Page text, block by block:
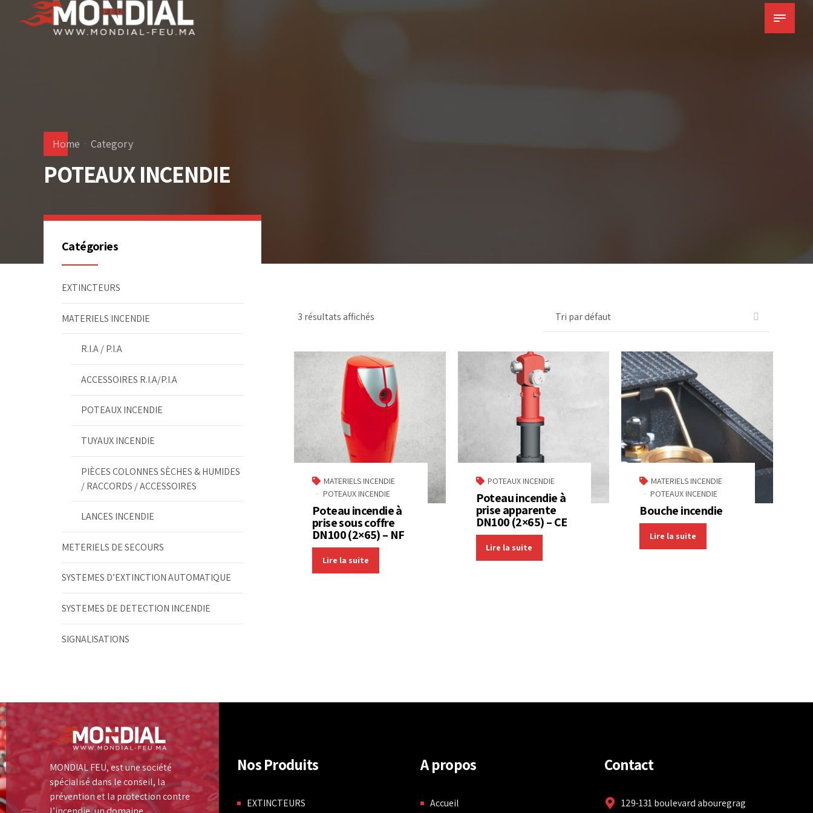
Home Category
POTEAUX INCENDIE
3 résultats affichés
MATERIELS INCENDIE
POTEAUX INCENDIE
Poteau incendie à
prise sous coffre
DN100 (2×65) – NF
Lire la suite
POTEAUX INCENDIE
Poteau incendie à
prise apparente
DN100 (2×65) – CE
Lire la suite
MATERIELS INCENDIE
POTEAUX INCENDIE
Bouche incendie
Lire la suite
Catégories
EXTINCTEURS
MATERIELS INCENDIE
R.I.A / P.I.A
ACCESSOIRES R.I.A/P.I.A
POTEAUX INCENDIE
TUYAUX INCENDIE
PIÈCES COLONNES SÈCHES & HUMIDES
/ RACCORDS / ACCESSOIRES
LANCES INCENDIE
METERIELS DE SECOURS
SYSTEMES D’EXTINCTION AUTOMATIQUE
SYSTEMES DE DETECTION INCENDIE
SIGNALISATIONS
MONDIAL FEU, est une société
spécialisé dans le conseil, la
prévention et la protection contre
Nos Produits
EXTINCTEURS
A propos
Accueil
Contact
129-131 boulevard abouregrag